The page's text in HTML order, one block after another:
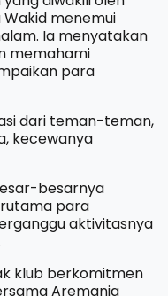
Wakid menemui
Ia menyatakan
memahami
para
dari teman-teman,
kecewanya
besarnya
para
aktivitasnya
klub berkomitmen
Aremania